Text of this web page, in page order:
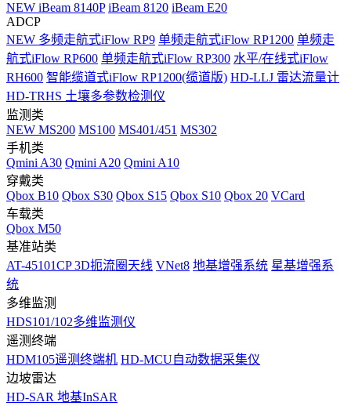
NEW iBeam 8140P iBeam 8120 iBeam E20
ADCP
NEW 多频走航式iFlow RP9 单频走航式iFlow RP1200 单频走
航式iFlow RP600 单频走航式iFlow RP300 水平/在线式iFlow
RH600 智能缆道式iFlow RP1200(缆道版) HD-LLJ 雷达流量计
HD-TRHS 土壤多参数检测仪
监测类
NEW MS200 MS100 MS401/451 MS302
手机类
Qmini A30 Qmini A20 Qmini A10
穿戴类
Qbox B10 Qbox S30 Qbox S15 Qbox S10 Qbox 20 VCard
车载类
Qbox M50
基准站类
AT-45101CP 3D扼流圈天线 VNet8 地基增强系统 星基增强系
统
多维监测
HDS101/102多维监测仪
遥测终端
HDM105遥测终端机 HD-MCU自动数据采集仪
边坡雷达
HD-SAR 地基InSAR